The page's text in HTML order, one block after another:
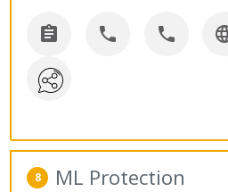
  
8 ML Protection